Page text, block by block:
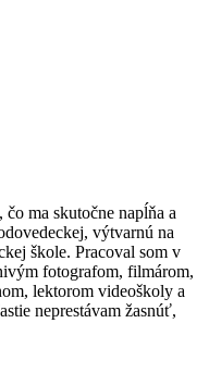
ma skutočne napĺňa a
výtvarnú na
škole. Pracoval som v
fotografom, filmárom,
lektorom videoškoly a
neprestávam žasnúť,